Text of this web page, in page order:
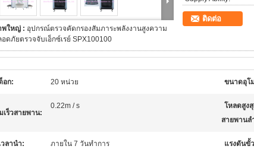
พใหญ่ : อุปกรณ์ตรวจคัดกรองสัมภาระพลังงานสูงความ
ดภัยตรวจจับเอ็กซ์เรย์ SPX100100
ติดต่อ
อก: 20 หน่วย ขนาดอุโ
เร็วสายพาน:
0.22m / s
โหลดสูง
สายพานล
วลานำ: ภายใน 7 วันทำการ แรงดันขั้